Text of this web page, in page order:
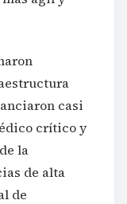
casi
crítico y
la
de alta
de